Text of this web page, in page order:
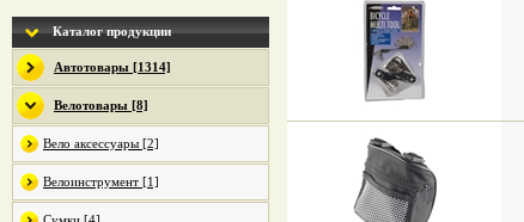
Каталог продукции
Автотовары [1314]
Велотовары [8]
Вело аксессуары [2]
Велоинструмент [1]